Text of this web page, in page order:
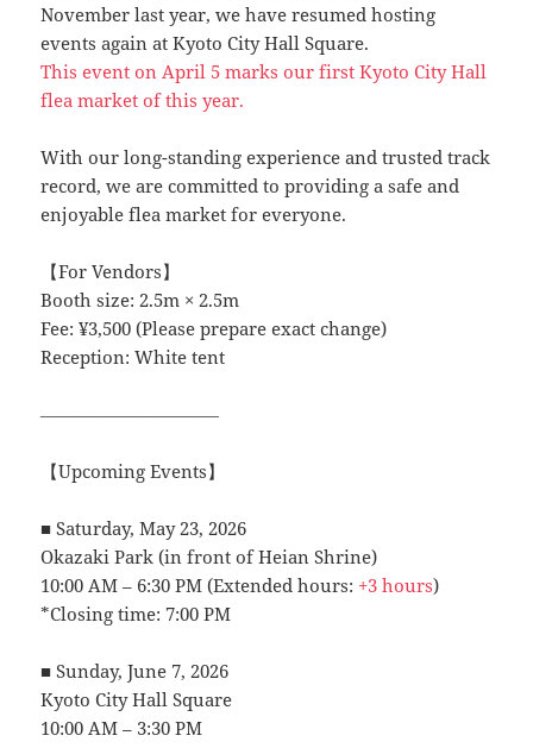
November last year, we have resumed hosting
events again at Kyoto City Hall Square.
This event on April 5 marks our first Kyoto City Hall
flea market of this year.
With our long-standing experience and trusted track
record, we are committed to providing a safe and
enjoyable flea market for everyone.
【For Vendors】
Booth size: 2.5m × 2.5m
Fee: ¥3,500 (Please prepare exact change)
Reception: White tent
――――――――――
【Upcoming Events】
■ Saturday, May 23, 2026
Okazaki Park (in front of Heian Shrine)
10:00 AM – 6:30 PM (Extended hours: +3 hours)
*Closing time: 7:00 PM
■ Sunday, June 7, 2026
Kyoto City Hall Square
10:00 AM – 3:30 PM